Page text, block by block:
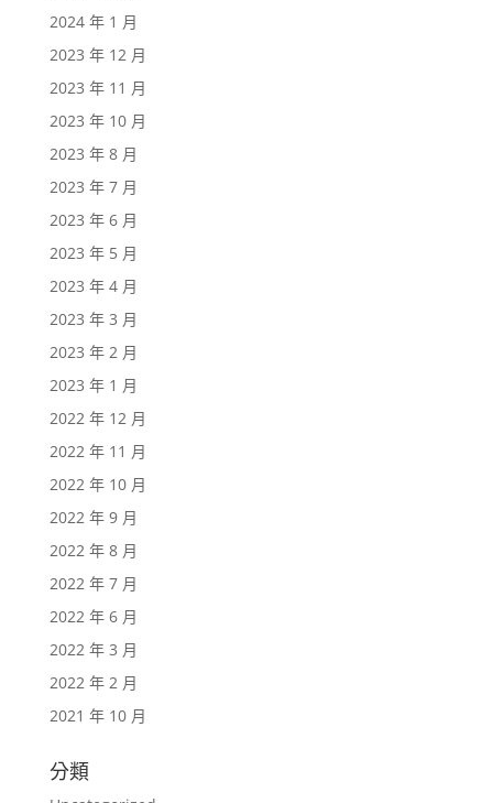
2024 年 1 月
2023 年 12 月
2023 年 11 月
2023 年 10 月
2023 年 8 月
2023 年 7 月
2023 年 6 月
2023 年 5 月
2023 年 4 月
2023 年 3 月
2023 年 2 月
2023 年 1 月
2022 年 12 月
2022 年 11 月
2022 年 10 月
2022 年 9 月
2022 年 8 月
2022 年 7 月
2022 年 6 月
2022 年 3 月
2022 年 2 月
2021 年 10 月
分類